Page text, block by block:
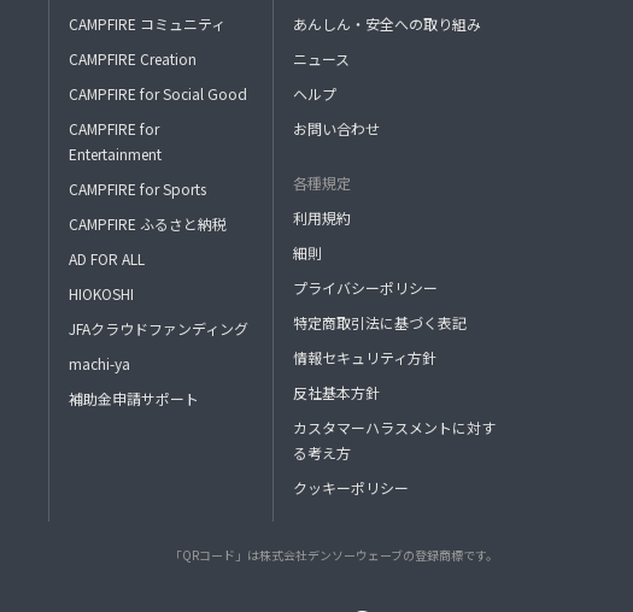
CAMPFIRE コミュニティ
CAMPFIRE Creation
CAMPFIRE for Social Good
CAMPFIRE for
Entertainment
CAMPFIRE for Sports
CAMPFIRE ふるさと納税
AD FOR ALL
HIOKOSHI
JFAクラウドファンディング
machi-ya
補助金申請サポート
あんしん・安全への取り組み
ニュース
ヘルプ
お問い合わせ
各種規定
利用規約
細則
プライバシーポリシー
特定商取引法に基づく表記
情報セキュリティ方針
反社基本方針
カスタマーハラスメントに対す
る考え方
クッキーポリシー
「QRコード」は株式会社デンソーウェーブの登録商標です。